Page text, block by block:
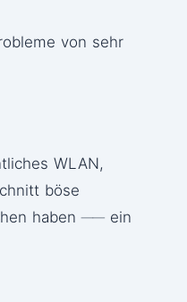
von sehr
WLAN,
böse
haben ── ein